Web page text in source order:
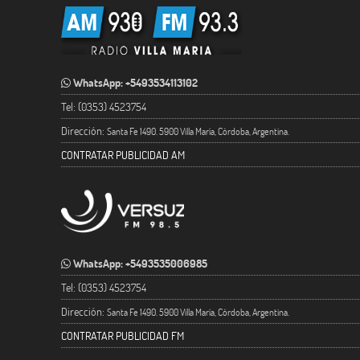
WhatsApp: +5493534113102
Tel: (0353) 4523754
Dirección: Santa Fe 1490. 5900 Villa María, Córdoba, Argentina.
CONTRATAR PUBLICIDAD AM
WhatsApp: +5493535006985
Tel: (0353) 4523754
Dirección: Santa Fe 1490. 5900 Villa María, Córdoba, Argentina.
CONTRATAR PUBLICIDAD FM